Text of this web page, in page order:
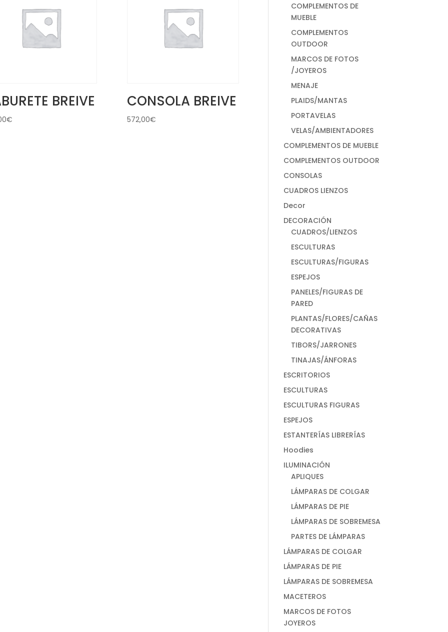
BREIVE
€
CONSOLA BREIVE
572,00€
COMPLEMENTOS DE
MUEBLE
COMPLEMENTOS
OUTDOOR
MARCOS DE FOTOS
/JOYEROS
MENAJE
PLAIDS/MANTAS
PORTAVELAS
VELAS/AMBIENTADORES
COMPLEMENTOS DE MUEBLE
COMPLEMENTOS OUTDOOR
CONSOLAS
CUADROS LIENZOS
Decor
DECORACIÓN
CUADROS/LIENZOS
ESCULTURAS
ESCULTURAS/FIGURAS
ESPEJOS
PANELES/FIGURAS DE
PARED
PLANTAS/FLORES/CAÑAS
DECORATIVAS
TIBORS/JARRONES
TINAJAS/ÁNFORAS
ESCRITORIOS
ESCULTURAS
ESCULTURAS FIGURAS
ESPEJOS
ESTANTERÍAS LIBRERÍAS
Hoodies
ILUMINACIÓN
APLIQUES
LÁMPARAS DE COLGAR
LÁMPARAS DE PIE
LÁMPARAS DE SOBREMESA
PARTES DE LÁMPARAS
LÁMPARAS DE COLGAR
LÁMPARAS DE PIE
LÁMPARAS DE SOBREMESA
MACETEROS
MARCOS DE FOTOS
JOYEROS